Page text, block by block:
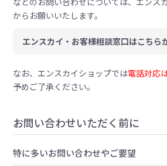
からお願いいたします。
エンスカイ・お客様相談窓口はこちら
なお、エンスカイショップでは電話対応
予めご了承ください。
お問い合わせいただく前に
特に多いお問い合わせやご要望